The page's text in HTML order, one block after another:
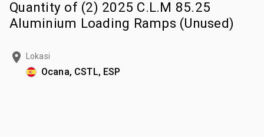
Quantity of (2) 2025 C.L.M 85.25
Aluminium Loading Ramps (Unused)
Lokasi
Ocana, CSTL, ESP